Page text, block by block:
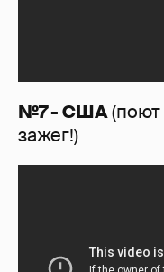
№7 - США(поют
зажег!)